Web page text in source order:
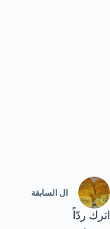
ال السابقة
اترك ردّاً